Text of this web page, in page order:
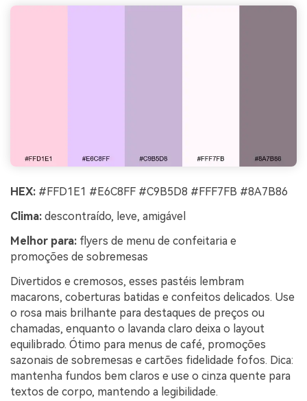
HEX: #FFD1E1 #E6C8FF #C9B5D8 #FFF7FB #8A7B86
Clima: descontraído, leve, amigável
Melhor para: flyers de menu de confeitaria e
promoções de sobremesas
Divertidos e cremosos, esses pastéis lembram
macarons, coberturas batidas e confeitos delicados. Use
o rosa mais brilhante para destaques de preços ou
chamadas, enquanto o lavanda claro deixa o layout
equilibrado. Ótimo para menus de café, promoções
sazonais de sobremesas e cartões fidelidade fofos. Dica:
mantenha fundos bem claros e use o cinza quente para
textos de corpo, mantendo a legibilidade.